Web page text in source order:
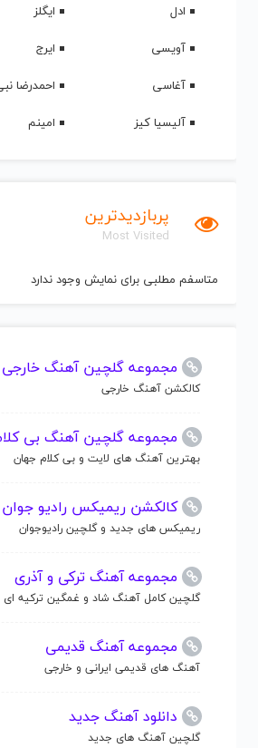
ادل
ایگلز
آویسی
ایرج
آغاسی
احمدرضا
آلیسیا کیز
امینم
پربازدیدترین
Most Visited
متاسفم مطلبی برای نمایش وجود ندارد
مجموعه گلچین آهنگ خارجی
کالکشن آهنگ خارجی
مجموعه گلچین آهنگ بی
بهترین آهنگ های لایت و بی کلام جهان
کالکشن ریمیکس رادیو جوان
ریمیکس های جدید و گلچین رادیوجوان
مجموعه آهنگ ترکی و آذری
گلچین کامل آهنگ شاد و غمگین ترکیه ای
مجموعه آهنگ قدیمی
آهنگ های قدیمی ایرانی و خارجی
دانلود آهنگ جدید
گلچین آهنگ های جدید